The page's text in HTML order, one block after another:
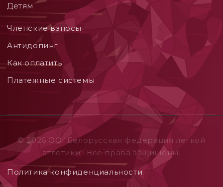
Детям
Членские взносы
Aнтидопинг
Как оплатить
Платежные системы
© 2026 ОO "Белорусская федерация легкой
атлетики". Все права защищены.
Политика конфиденциальности